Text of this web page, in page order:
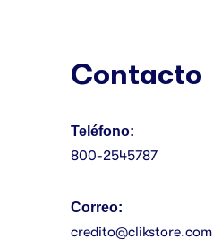
Contacto
Teléfono:
800-2545787
Correo:
credito@clikstore.com